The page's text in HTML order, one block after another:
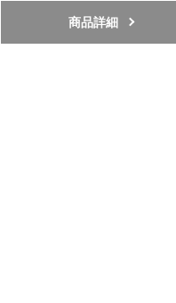
商品詳細